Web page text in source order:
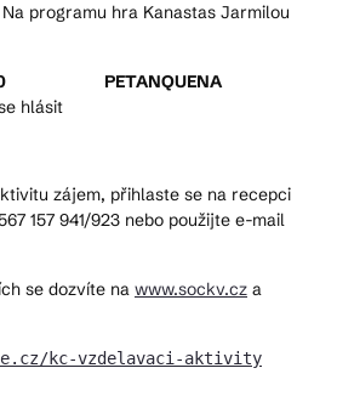
Na programu hra Kanastas Jarmilou
PETANQUENA
hlásit
zájem, přihlaste se na recepci
157 941/923 nebo použijte e-mail
se dozvíte na www.sockv.cz a
kc-vzdelavaci-aktivity